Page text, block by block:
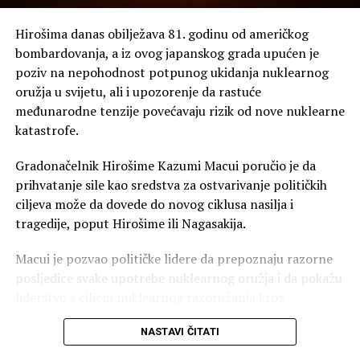
Na meti “turizam radi porođaja”
Posebnu pažnju privukla je uredba kojom Trampova
administracija želi da pooštri borbu protiv prakse u kojoj
strankinje dolaze u SAD prvenstveno radi porođaja kako
bi njihovo dijete dobilo američko državljanstvo.
Miller), jedan od glavnih kreatora Trampove imigracione
politike, predstavio je novu uredbu kao zabranu
“turizma radi porođaja”.
Međutim, takva praksa već je ograničena američkim
viznim pravilima. Američki propisi omogućavaju
odbijanje turističke vize kada konzularni službenik utvrdi
Zbog toga ostaje pitanje koliko će nova uredba u praksi
Hirošima danas obilježava 81. godinu od američkog
bombardovanja, a iz ovog japanskog grada upućen je
poziv na nepohodnost potpunog ukidanja nuklearnog
oružja u svijetu, ali i upozorenje da rastuće
međunarodne tenzije povećavaju rizik od nove nuklearne
katastrofe.
Gradonačelnik Hirošime Kazumi Macui poručio je da
prihvatanje sile kao sredstva za ostvarivanje političkih
ciljeva može da dovede do novog ciklusa nasilja i
tragedije, poput Hirošime ili Nagasakija.
Macui je pozvao političke lidere da prepoznaju razorne
posljedice svake upotrebe nuklearnog oružja i da pokažu
međunarodnu saradnju. U Japanu je održana
komemoracija i minut ćutanja u 8.15 časova, tačno u
NASTAVI ČITATI